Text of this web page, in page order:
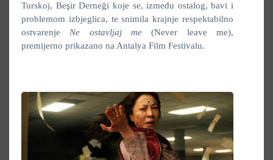
Turskoj, Beşir Derneği koje se, između ostalog, bavi i
problemom izbjeglica, te snimila krajnje respektabilno
ostvarenje Ne ostavljaj me (Never leave me),
premijerno prikazano na Antalya Film Festivalu.